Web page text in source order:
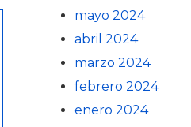
mayo 2024
abril 2024
marzo 2024
febrero 2024
enero 2024